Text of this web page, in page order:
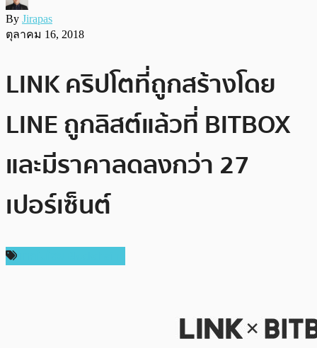
By Jirapas
ตุลาคม 16, 2018
LINK คริปโตที่ถูกสร้างโดย
LINE ถูกลิสต์แล้วที่ BITBOX
และมีราคาลดลงกว่า 27
เปอร์เซ็นต์